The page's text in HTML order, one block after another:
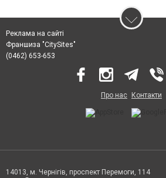
Реклама на сайті
Франшиза "CitySites"
(0462) 653-653
Про нас Контакти
14013, м. Чернігів, проспект Перемоги, 114